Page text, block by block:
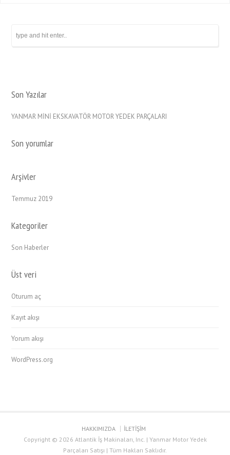
Son Yazılar
YANMAR MİNİ EKSKAVATÖR MOTOR YEDEK PARÇALARI
Son yorumlar
Arşivler
Temmuz 2019
Kategoriler
Son Haberler
Üst veri
Oturum aç
Kayıt akışı
Yorum akışı
WordPress.org
HAKKIMIZDA
İLETİŞİM
Copyright © 2026 Atlantik İş Makinaları, Inc. | Yanmar Motor Yedek
Parçaları Satışı | Tüm Hakları Saklıdır.